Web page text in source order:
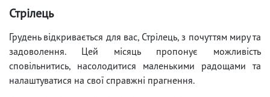
Стрілець
Грудень відкривається для вас, Стрілець, з почуттям миру та
задоволення. Цей місяць пропонує можливість
сповільнитись, насолодитися маленькими радощами та
налаштуватися на свої справжні прагнення.